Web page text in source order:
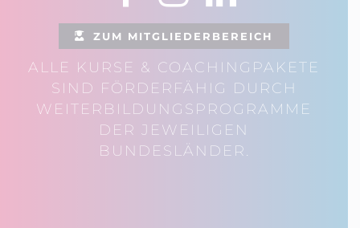
ZUM MITGLIEDERBEREICH
ALLE KURSE & COACHINGPAKETE
SIND FÖRDERFÄHIG DURCH
WEITERBILDUNGSPROGRAMME
DER JEWEILIGEN
BUNDESLÄNDER.